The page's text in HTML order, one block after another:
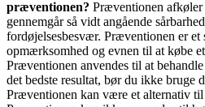
præventionen? Præventionen afkøler
gennemgår så vidt angående
fordøjelsesbesvær. Præventionen er et
opmærksomhed og evnen til at købe
Præventionen anvendes til at
det bedste resultat, bør du ikke bruge
Præventionen kan være et alternativ